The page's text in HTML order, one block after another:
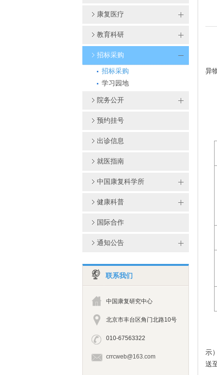
康复医疗
教育科研
招标采购
招标采购
学习园地
院务公开
预约挂号
出诊信息
就医指南
中国康复科学所
健康科普
国际合作
通知公告
联系我们
中国康复研究中心
北京市丰台区角门北路10号
010-67563322
crrcweb@163.com
异
示
送